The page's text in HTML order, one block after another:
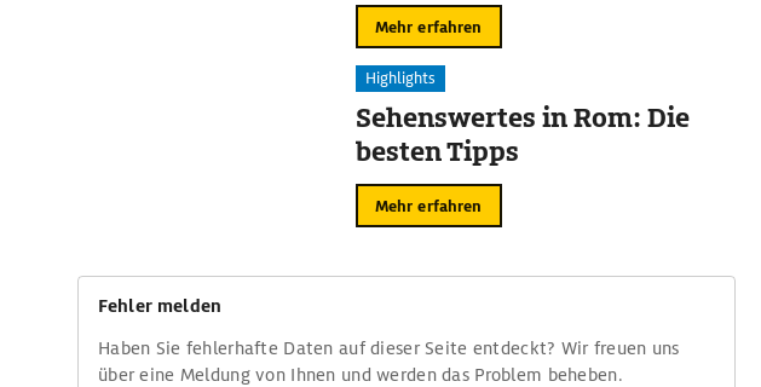
Mehr erfahren
Highlights
Sehenswertes in Rom: Die
besten Tipps
Mehr erfahren
Fehler melden
Haben Sie fehlerhafte Daten auf dieser Seite entdeckt? Wir freuen uns
über eine Meldung von Ihnen und werden das Problem beheben.